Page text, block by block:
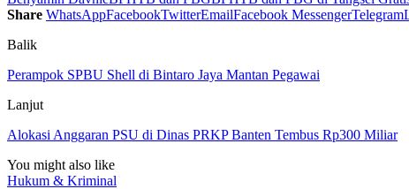
Share WhatsAppFacebookTwitterEmailFacebook MessengerTelegram
Balik
Perampok SPBU Shell di Bintaro Jaya Mantan Pegawai
Lanjut
Alokasi Anggaran PSU di Dinas PRKP Banten Tembus Rp300 Miliar
You might also like
Hukum & Kriminal